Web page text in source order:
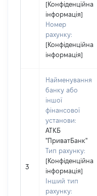
[Конфіденційна
інформація]
Номер
рахунку:
[Конфіденційна
інформація]
3
Найменування
банку або
іншої
фінансової
установи:
АТКБ
''ПриватБанк''
Тип рахунку:
[Конфіденційна
інформація]
Інший тип
рахунку: